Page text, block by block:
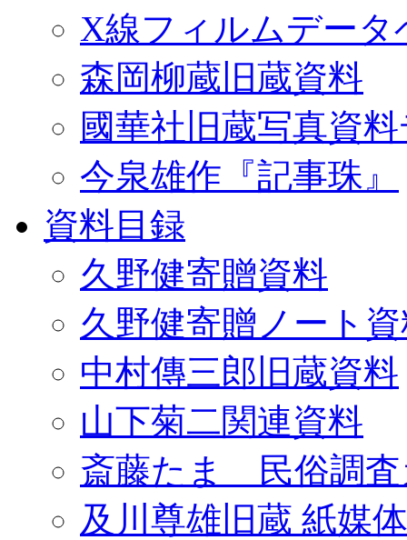
X線フィルムデータ
森岡柳蔵旧蔵資料
國華社旧蔵写真資
今泉雄作『記事珠』
資料目録
久野健寄贈資料
久野健寄贈ノート
中村傳三郎旧蔵資料
山下菊二関連資料
斎藤たま 民俗調査
及川尊雄旧蔵 紙媒